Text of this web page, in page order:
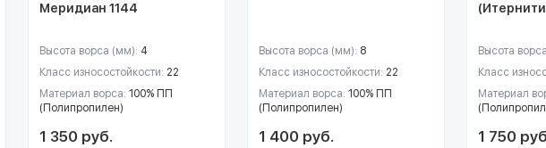
Меридиан 1144
Высота ворса (мм): 4
Класс износостойкости: 22
Материал ворса: 100% ПП
(Полипропилен)
1 350 руб.
Высота ворса (мм): 8
Класс износостойкости: 22
Материал ворса: 100% ПП
(Полипропилен)
1 400 руб.
Высота
Класс
Материал
1 750